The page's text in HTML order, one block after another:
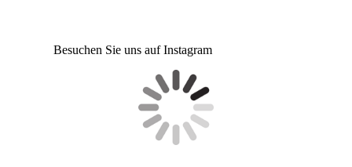
Besuchen Sie uns auf Instagram